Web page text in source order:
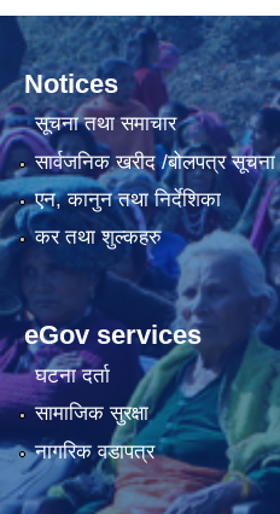
Notices
सूचना तथा समाचार
सार्वजनिक खरीद /बोलपत्र सूचना
एन, कानुन तथा निर्देशिका
कर तथा शुल्कहरु
eGov services
घटना दर्ता
सामाजिक सुरक्षा
नागरिक वडापत्र